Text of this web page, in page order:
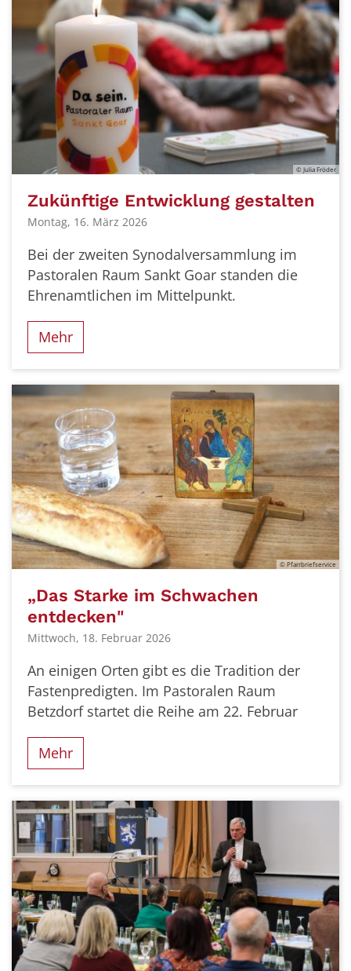
© Julia Fröder
Zukünftige Entwicklung gestalten
Montag, 16. März 2026
Bei der zweiten Synodalversammlung im
Pastoralen Raum Sankt Goar standen die
Ehrenamtlichen im Mittelpunkt.
Mehr
© Pfarrbriefservice
„Das Starke im Schwachen
entdecken"
Mittwoch, 18. Februar 2026
An einigen Orten gibt es die Tradition der
Fastenpredigten. Im Pastoralen Raum
Betzdorf startet die Reihe am 22. Februar
Mehr